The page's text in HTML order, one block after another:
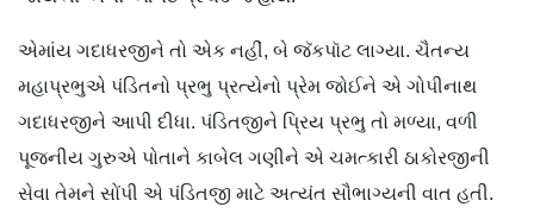
એમાંય ગદાધરજીને તો એક નહીં, બે જૅકપૉટ લાગ્યા. ચૈતન્ય
મહાપ્રભુએ પંડિતનો પ્રભુ પ્રત્યેનો પ્રેમ જોઈને એ ગોપીનાથ
ગદાધરજીને આપી દીધા. પંડિતજીને પ્રિય પ્રભુ તો મળ્યા, વળી
પૂજનીય ગુરુએ પોતાને કાબેલ ગણીને એ ચમત્કારી ઠાકોરજીની
સેવા તેમને સોંપી એ પંડિતજી માટે અત્યંત સૌભાગ્યની વાત હતી.